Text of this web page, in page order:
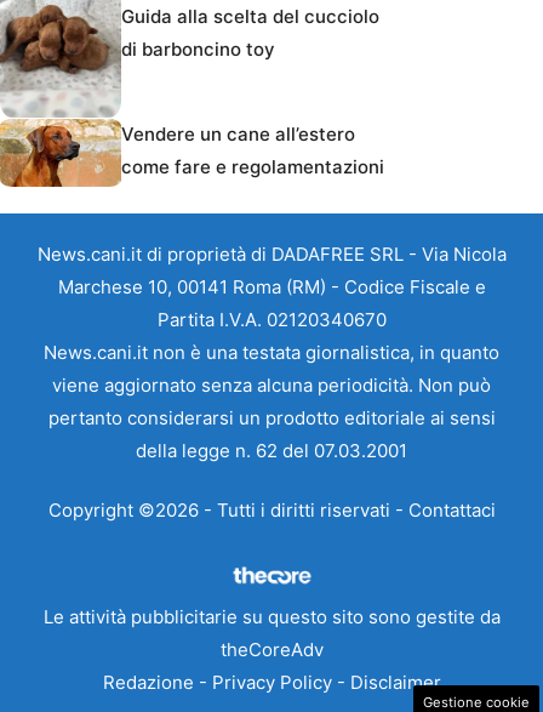
Guida alla scelta del cucciolo
di barboncino toy
Vendere un cane all’estero
come fare e regolamentazioni
News.cani.it di proprietà di DADAFREE SRL - Via Nicola
Marchese 10, 00141 Roma (RM) - Codice Fiscale e
Partita I.V.A. 02120340670
News.cani.it non è una testata giornalistica, in quanto
viene aggiornato senza alcuna periodicità. Non può
pertanto considerarsi un prodotto editoriale ai sensi
della legge n. 62 del 07.03.2001
Copyright ©2026 - Tutti i diritti riservati - Contattaci
Le attività pubblicitarie su questo sito sono gestite da
theCoreAdv
Redazione - Privacy Policy- Disclaimer
Gestione cookie